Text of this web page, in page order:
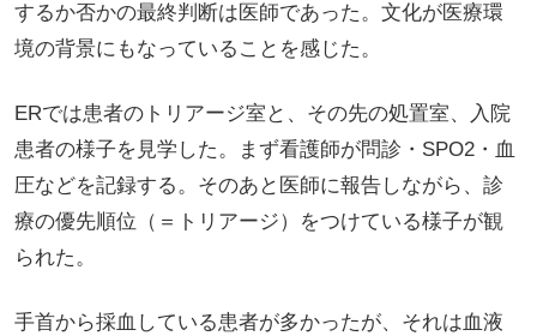
するか否かの最終判断は医師であった。文化が医療環
境の背景にもなっていることを感じた。
ERでは患者のトリアージ室と、その先の処置室、入院
患者の様子を見学した。まず看護師が問診・SPO2・血
圧などを記録する。そのあと医師に報告しながら、診
療の優先順位（＝トリアージ）をつけている様子が観
られた。
手首から採血している患者が多かったが、それは血液